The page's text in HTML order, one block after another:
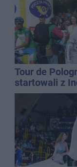
Tour de
startowali z